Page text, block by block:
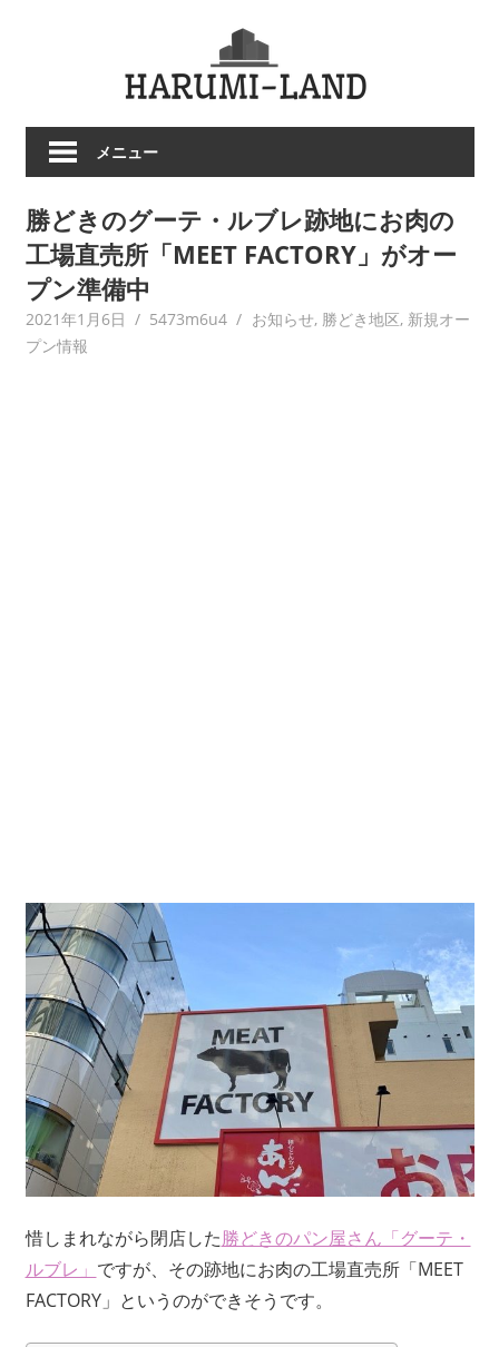
メニュー
勝どきのグーテ・ルブレ跡地にお肉の
工場直売所「MEET FACTORY」がオー
プン準備中
2021年1月6日 5473m6u4 お知らせ, 勝どき地区, 新規オー
プン情報
惜しまれながら閉店した勝どきのパン屋さん「グーテ・
ルブレ」 ですが、その跡地にお肉の工場直売所「MEET
FACTORY」というのができそうです。